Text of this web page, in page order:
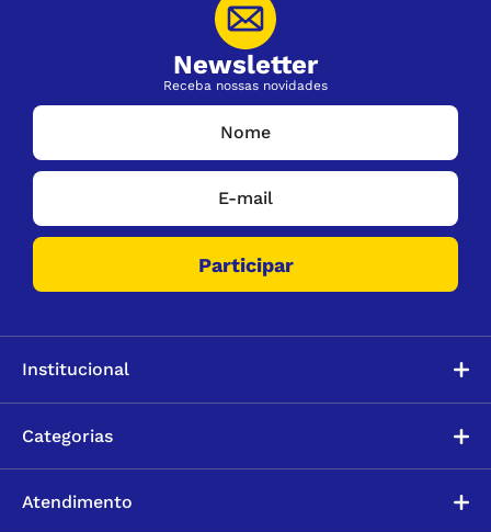
Newsletter
Receba nossas novidades
Institucional
Categorias
Atendimento